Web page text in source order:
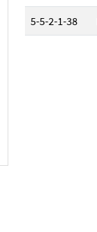
5-5-2-1-38